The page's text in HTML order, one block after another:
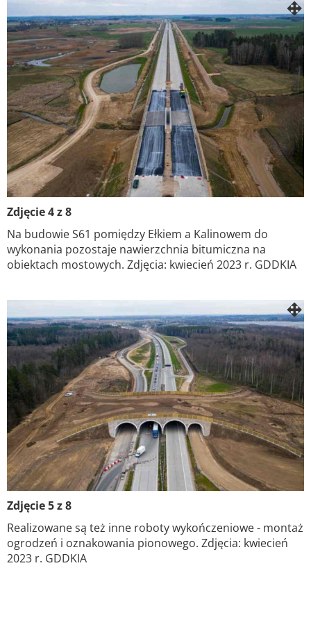
Zdjęcie 4 z 8
Na budowie S61 pomiędzy Ełkiem a Kalinowem do
wykonania pozostaje nawierzchnia bitumiczna na
obiektach mostowych. Zdjęcia: kwiecień 2023 r. GDDKIA
Zdjęcie 5 z 8
Realizowane są też inne roboty wykończeniowe - montaż
ogrodzeń i oznakowania pionowego. Zdjęcia: kwiecień
2023 r. GDDKIA